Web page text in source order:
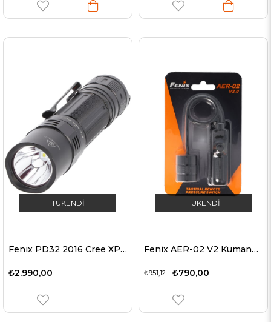
TÜKENDI
Fenix PD32 2016 Cree XP-L HI 900 lümene kadar LED el feneri
₺2.990,00
TÜKENDI
Fenix AER-02 V2 Kumanda Butonu AER-02 için PD35, PD35TAC, TK09, TK15, TK15C, TK22, UC35
₺790,00
₺951,12